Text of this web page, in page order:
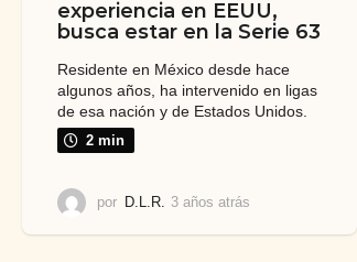
experiencia en EEUU,
busca estar en la Serie 63
Residente en México desde hace
algunos años, ha intervenido en ligas
de esa nación y de Estados Unidos.
2 min
por D.L.R. 3 años atrás